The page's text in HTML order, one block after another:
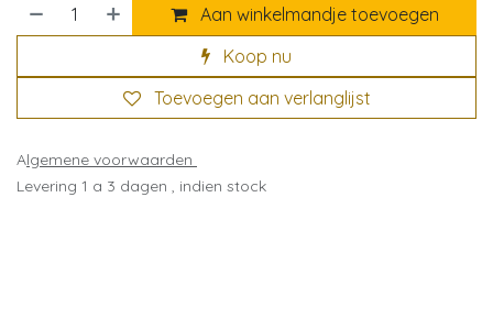
Aan winkelmandje toevoegen
Koop nu
Toevoegen aan verlanglijst
Algemene voorwaarden
Levering 1 a 3 dagen , indien stock